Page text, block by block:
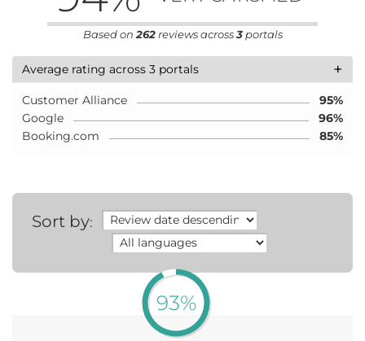
Based on 262reviews across3portals
+
Average rating across 3 portals
Customer Alliance
95%
Google
96%
Booking.com
85%
Sort by:
93%